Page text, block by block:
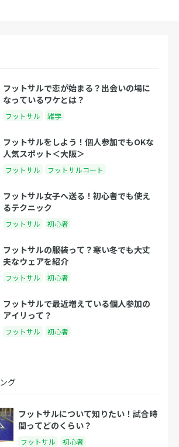
フットサルで恋が始まる？出会いの場に
なっているワケとは？
フットサル 雑学
フットサルをしよう！個人参加でもOKな
人気スポット＜大阪＞
フットサル フットサルコート
フットサル女子へ送る！初心者でも使え
るテクニック
フットサル 初心者
フットサルの服装って？寒い冬でも大丈
夫なウェアを紹介
フットサル 初心者
フットサルで最近増えている個人参加の
アイリって？
フットサル 初心者
グ
フットサルについて知りたい！試合時
間ってどのくらい？
フットサル 初心者